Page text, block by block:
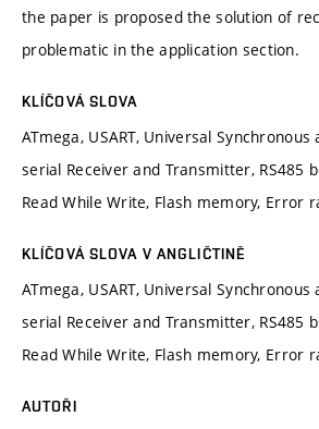
the paper is proposed the solution of
problematic in the application section.
KLÍČOVÁ SLOVA
ATmega, USART, Universal
serial Receiver and Transmitter, RS485
Read While Write, Flash memory, Error
KLÍČOVÁ SLOVA V ANGLIČTINĚ
ATmega, USART, Universal
serial Receiver and Transmitter, RS485
Read While Write, Flash memory, Error
AUTOŘI